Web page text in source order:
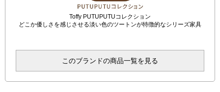
Toffy PUTUPUTUコレクション
どこか優しさを感じさせる淡い色のツートンが特徴的なシリーズ家具
このブランドの商品一覧を見る